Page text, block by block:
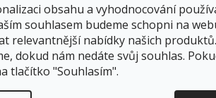
obsahu a vyhodnocování
souhlasem budeme schopni na
relevantnější nabídky našich
dokud nám nedáte svůj souhlas.
tlačítko "Souhlasím".